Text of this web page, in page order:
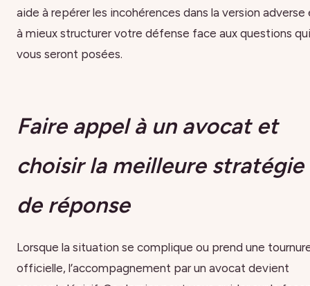
aide à repérer les incohérences dans la version adverse
à mieux structurer votre défense face aux questions qui
vous seront posées.
Faire appel à un avocat et
choisir la meilleure stratégie
de réponse
Lorsque la situation se complique ou prend une
officielle, l’accompagnement par un avocat devient